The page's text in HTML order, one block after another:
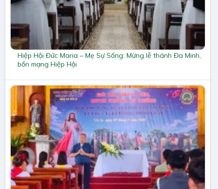
Hiệp Hội Đức Maria – Mẹ Sự Sống: Mừng lễ thánh Đa Minh,
bổn mạng Hiệp Hội